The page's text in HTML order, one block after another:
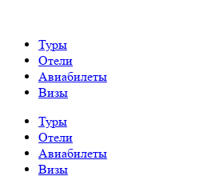
Туры
Отели
Авиабилеты
Визы
Туры
Отели
Авиабилеты
Визы